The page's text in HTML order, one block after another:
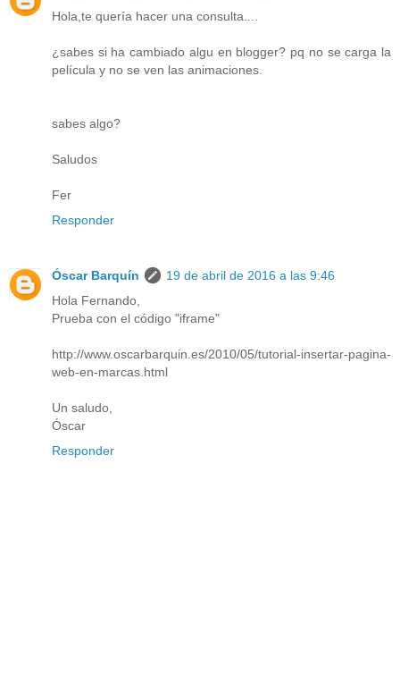
Hola,te quería hacer una consulta....
¿sabes si ha cambiado algu en blogger? pq no se carga la
película y no se ven las animaciones.
sabes algo?
Saludos
Fer
Responder
Óscar Barquín
19 de abril de 2016 a las 9:46
Hola Fernando,
Prueba con el código "iframe"
http://www.oscarbarquin.es/2010/05/tutorial-insertar-pagina-
web-en-marcas.html
Un saludo,
Óscar
Responder